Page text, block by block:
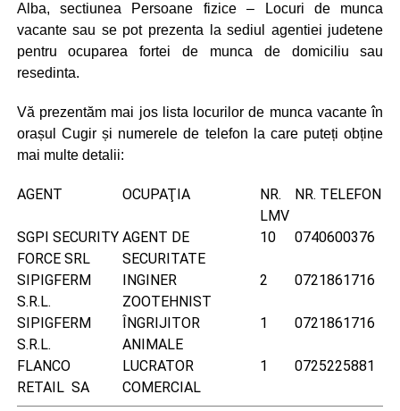
Alba, sectiunea Persoane fizice – Locuri de munca
vacante sau se pot prezenta la sediul agentiei judetene
pentru ocuparea fortei de munca de domiciliu sau
resedinta.
Vă prezentăm mai jos lista locurilor de munca vacante în
orașul Cugir și numerele de telefon la care puteți obține
mai multe detalii:
AGENT OCUPAŢIA
NR.
LMV
NR. TELEFON
SGPI SECURITY
FORCE SRL
AGENT DE
SECURITATE
10 0740600376
SIPIGFERM
S.R.L.
INGINER
ZOOTEHNIST
2 0721861716
SIPIGFERM
S.R.L.
ÎNGRIJITOR
ANIMALE
1 0721861716
FLANCO
RETAIL SA
LUCRATOR
COMERCIAL
1 0725225881